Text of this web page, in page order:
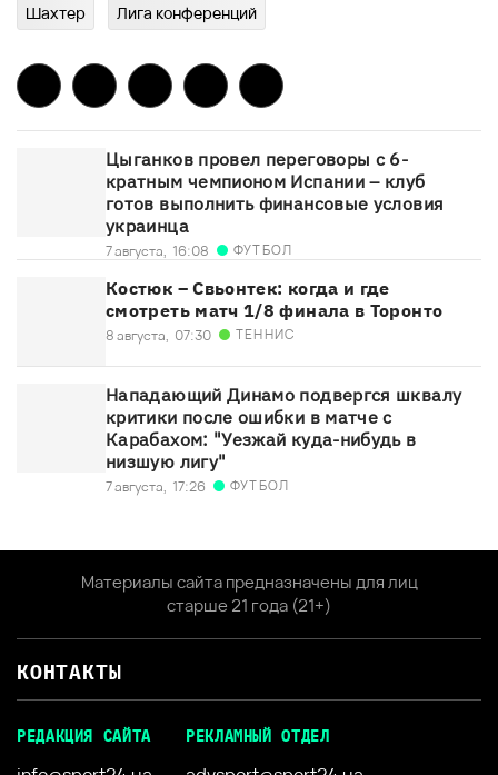
Шахтер Лига конференций
Цыганков провел переговоры с 6-
кратным чемпионом Испании – клуб
готов выполнить финансовые условия
украинца
7 августа, 16:08 ФУТБОЛ
Костюк – Свьонтек: когда и где
смотреть матч 1/8 финала в Торонто
8 августа, 07:30 ТЕННИС
Нападающий Динамо подвергся шквалу
критики после ошибки в матче с
Карабахом: "Уезжай куда-нибудь в
низшую лигу"
7 августа, 17:26 ФУТБОЛ
Материалы сайта предназначены для лиц
старше 21 года (21+)
КОНТАКТЫ
РЕДАКЦИЯ САЙТА РЕКЛАМНЫЙ ОТДЕЛ